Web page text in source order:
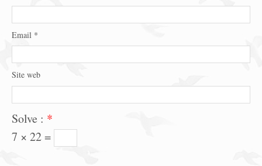
Email *
Site web
Solve : *
7 × 22 =